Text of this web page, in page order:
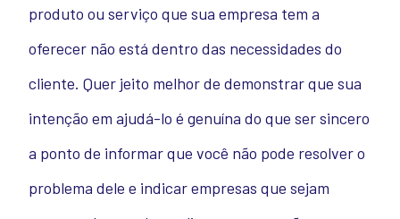
produto ou serviço que sua empresa tem a
oferecer não está dentro das necessidades do
cliente. Quer jeito melhor de demonstrar que sua
intenção em ajudá-lo é genuína do que ser sincero
a ponto de informar que você não pode resolver o
problema dele e indicar empresas que sejam